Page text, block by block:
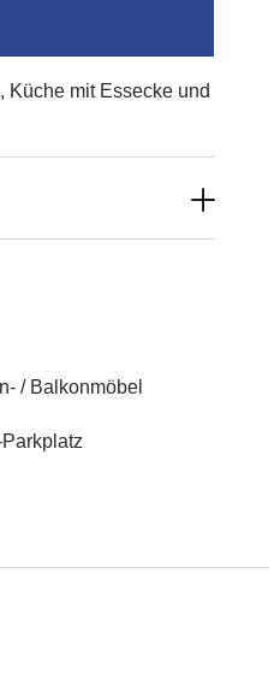
Küche mit Essecke und
/ Balkonmöbel